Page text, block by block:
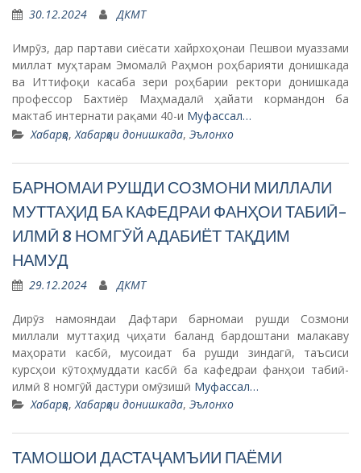
30.12.2024 ДКМТ
Имрӯз, дар партави сиёсати хайрхоҳонаи Пешвои муаззами
миллат муҳтарам Эмомалӣ Раҳмон роҳбарияти донишкада
ва Иттифоқи касаба зери роҳбарии ректори донишкада
профессор Бахтиёр Маҳмадалӣ ҳайати кормандон ба
мактаб интернати рақами 40-и Муфассал…
Хабарҳо, Хабарҳои донишкада, Эълонхо
БАРНОМАИ РУШДИ СОЗМОНИ МИЛЛАЛИ
МУТТАҲИД БА КАФЕДРАИ ФАНҲОИ ТАБИӢ-
ИЛМӢ 8 НОМГӮЙ АДАБИЁТ ТАҚДИМ
НАМУД
29.12.2024 ДКМТ
Дирӯз намояндаи Дафтари барномаи рушди Созмони
миллали муттаҳид ҷиҳати баланд бардоштани малакаву
маҳорати касбӣ, мусоидат ба рушди зиндагӣ, таъсиси
курсҳои кӯтоҳмуддати касбӣ ба кафедраи фанҳои табиӣ-
илмӣ 8 номгӯй дастури омӯзишӣ Муфассал…
Хабарҳо,Хабарҳои донишкада, Эълонхо
ТАМОШОИ ДАСТАҶАМЪИИ ПАЁМИ